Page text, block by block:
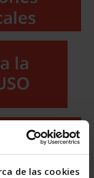
de las cookies